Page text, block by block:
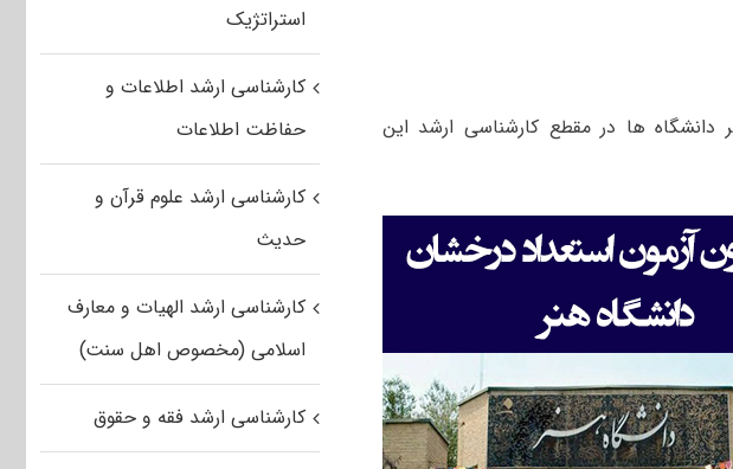
دانشگاه ها در مقطع کارشناسی ارشد این
استراتژیک
کارشناسی ارشد اطلاعات و
حفاظت اطلاعات
کارشناسی ارشد علوم قرآن و
حدیث
کارشناسی ارشد الهیات و معارف
اسلامی (مخصوص اهل سنت)
کارشناسی ارشد فقه و حقوق